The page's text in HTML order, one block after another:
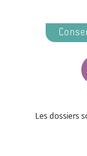
Les dossiers